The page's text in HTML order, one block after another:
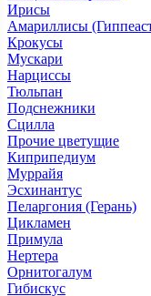
Ирисы
Амариллисы
Крокусы
Мускари
Нарциссы
Тюльпан
Подснежники
Сцилла
Прочие цветущие
Киприпедиум
Муррайя
Эсхинантус
Пеларгония (Герань)
Цикламен
Примула
Нертера
Орнитогалум
Гибискус